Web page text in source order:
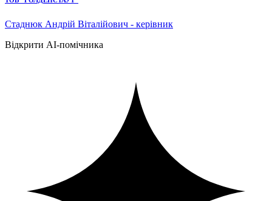
Стаднюк Андрій Віталійович - керівник
Відкрити AI-помічника